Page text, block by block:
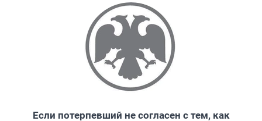
Если потерпевший не согласен с тем, как